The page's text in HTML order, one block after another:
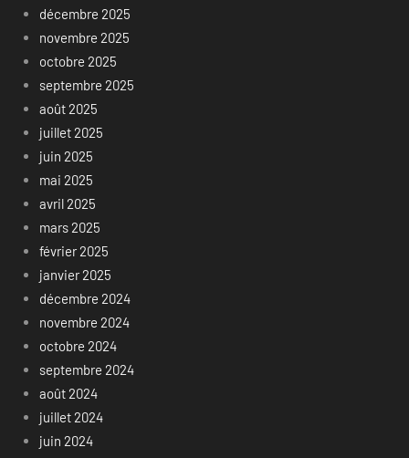
décembre 2025
novembre 2025
octobre 2025
septembre 2025
août 2025
juillet 2025
juin 2025
mai 2025
avril 2025
mars 2025
février 2025
janvier 2025
décembre 2024
novembre 2024
octobre 2024
septembre 2024
août 2024
juillet 2024
juin 2024